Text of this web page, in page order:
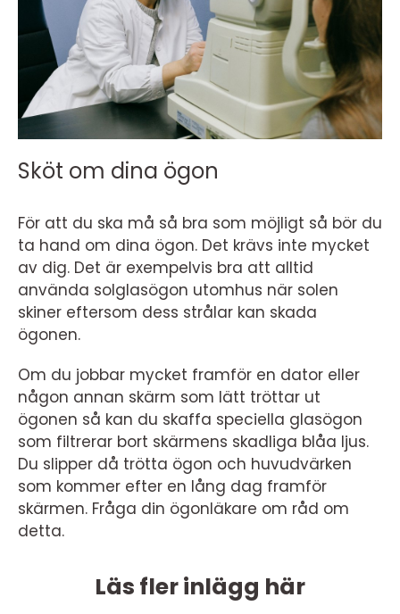
Sköt om dina ögon
För att du ska må så bra som möjligt så bör du
ta hand om dina ögon. Det krävs inte mycket
av dig. Det är exempelvis bra att alltid
använda solglasögon utomhus när solen
skiner eftersom dess strålar kan skada
ögonen.
Om du jobbar mycket framför en dator eller
någon annan skärm som lätt tröttar ut
ögonen så kan du skaffa speciella glasögon
som filtrerar bort skärmens skadliga blåa ljus.
Du slipper då trötta ögon och huvudvärken
som kommer efter en lång dag framför
skärmen. Fråga din ögonläkare om råd om
detta.
Läs fler inlägg här